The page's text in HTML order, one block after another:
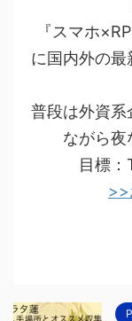
『スマホ
に国内外の最
普段は外資系
ながら夜
目標：
>>